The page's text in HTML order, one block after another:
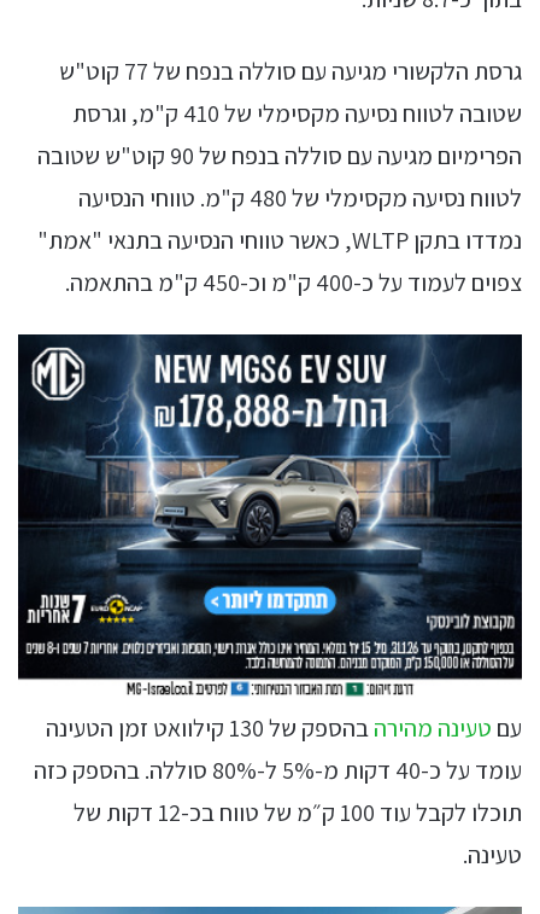
גרסת הלקשורי מגיעה עם סוללה בנפח של 77 קוט"ש
שטובה לטווח נסיעה מקסימלי של 410 ק"מ, וגרסת
הפרימיום מגיעה עם סוללה בנפח של 90 קוט"ש שטובה
לטווח נסיעה מקסימלי של 480 ק"מ. טווחי הנסיעה
נמדדו בתקן WLTP, כאשר טווחי הנסיעה בתנאי "אמת"
צפוים לעמוד על כ-400 ק"מ וכ-450 ק"מ בהתאמה.
עם טעינה מהירה
בהספק של 130 קילוואט זמן הטעינה
עומד על כ-40 דקות מ-5% ל-80% סוללה. בהספק כזה
תוכלו לקבל עוד 100 ק״מ של טווח בכ-12 דקות של
טעינה.